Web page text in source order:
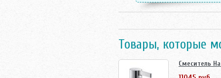
Товары, которые
Смеситель